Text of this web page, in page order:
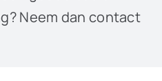
Neem dan contact